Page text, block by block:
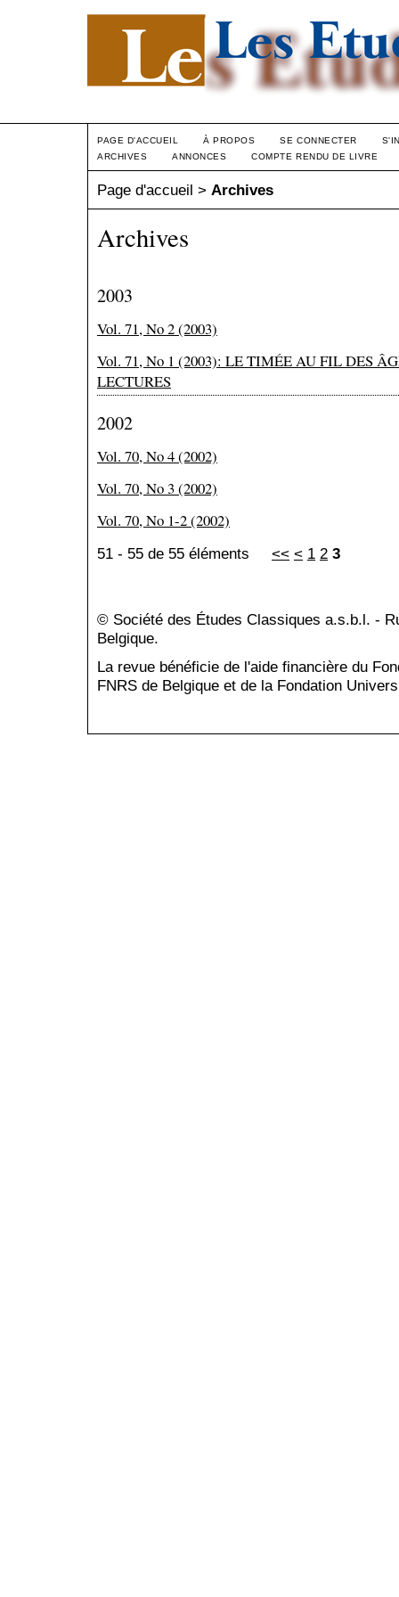
PAGE D'ACCUEIL À PROPOS SE CONNECTER
ARCHIVES
ANNONCES COMPTE RENDU DE LIVRE
Page d'accueil > Archives
Archives
2003
Vol. 71, No 2 (2003)
Vol. 71, No 1 (2003): LE TIMÉE AU FIL DES
LECTURES
2002
Vol. 70, No 4 (2002)
Vol. 70, No 3 (2002)
Vol. 70, No 1-2 (2002)
51 - 55 de 55 éléments << < 1 2 3
© Société des Études Classiques a.s.b.l. -
Belgique.
La revue bénéficie de l'aide financière du
FNRS de Belgique et de la Fondation